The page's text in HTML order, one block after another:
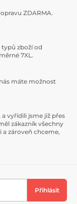
ZDARMA.
zboží od
7XL.
máte možnost
vyřídili jsme již přes
zákazník všechny
zároveň chceme,
Přihlásit